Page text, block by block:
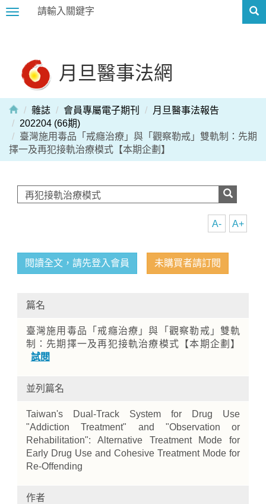
Toggle
月旦醫事法網
雜誌 會員專屬電子期刊
月旦醫事法報告
202204 (66期)
臺灣施用毒品「戒癮治療」與「觀察勒戒」雙軌制：先期
擇一及再犯接軌治療模式【本期企劃】
A+
A-
閱讀全文，請先登入會員 未購買者請訂閱
篇名
臺灣施用毒品「戒癮治療」與「觀察勒戒」雙軌
制：先期擇一及再犯接軌治療模式【本期企劃】
試閱
並列篇名
Taiwan's Dual-Track System for Drug Use
"Addiction Treatment" and "Observation or
Rehabilitation": Alternative Treatment Mode for
Early Drug Use and Cohesive Treatment Mode for
Re-Offending
作者